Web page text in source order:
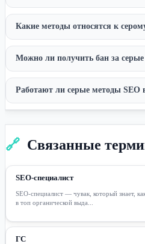
Какие методы относятся к
Можно ли получить бан за
Работают ли серые методы SEO
🔗 Связанные
SEO-специалист
SEO-специалист — чувак, который знает,
в топ органической выда...
ГС